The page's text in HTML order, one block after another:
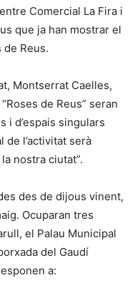
Comercial La Fira i
que ja han mostrar el
Reus.
Montserrat Caelles,
de Reus” seran
i d’espais singulars
de l’activitat serà
nostra ciutat”.
des de dijous vinent,
Ocuparan tres
el Palau Municipal
del Gaudí
a: